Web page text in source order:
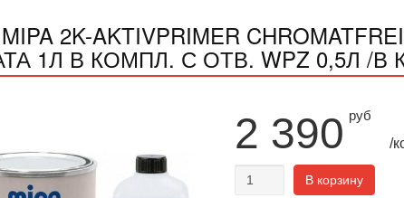
2K-AKTIVPRIMER
1Л В КОМПЛ. С ОТВ. WPZ 0,5Л /В
2 390 руб
/
В корзину